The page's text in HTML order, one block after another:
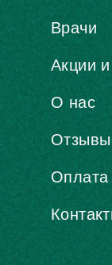
Врачи
Акции
О нас
Отзывы
Оплата